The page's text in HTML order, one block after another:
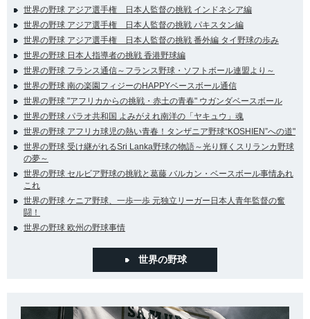
世界の野球 アジア選手権 日本人監督の挑戦 インドネシア編
世界の野球 アジア選手権 日本人監督の挑戦 パキスタン編
世界の野球 アジア選手権 日本人監督の挑戦 番外編 タイ野球の歩み
世界の野球 日本人指導者の挑戦 香港野球編
世界の野球 フランス通信～フランス野球・ソフトボール連盟より～
世界の野球 南の楽園フィジーのHAPPYベースボール通信
世界の野球 "アフリカからの挑戦・赤土の青春" ウガンダベースボール
世界の野球 パラオ共和国 よみがえれ南洋の「ヤキュウ」魂
世界の野球 アフリカ球児の熱い青春！タンザニア野球“KOSHIEN”への道"
世界の野球 受け継がれるSri Lanka野球の物語～光り輝くスリランカ野球
の夢～
世界の野球 セルビア野球の挑戦と葛藤 バルカン・ベースボール事情あれ
これ
世界の野球 ケニア野球、一歩一歩 元独立リーガー日本人青年監督の奮
闘！
世界の野球 欧州の野球事情
世界の野球